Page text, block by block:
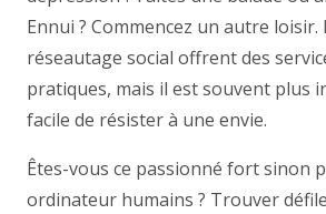
Ennui ? Commencez un autre loisir.
réseautage social offrent des
pratiques, mais il est souvent plus
facile de résister à une envie.
Êtes-vous ce passionné fort sinon
ordinateur humains ? Trouver